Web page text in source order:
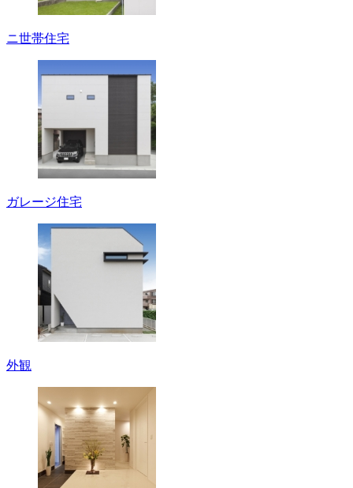
ニ世帯住宅
ガレージ住宅
外観